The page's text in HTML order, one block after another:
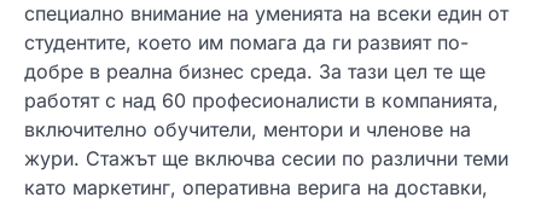
специално внимание на уменията на всеки един от
студентите, което им помага да ги развият по-
добре в реална бизнес среда. За тази цел те ще
работят с над 60 професионалисти в компанията,
включително обучители, ментори и членове на
жури. Стажът ще включва сесии по различни теми
като маркетинг, оперативна верига на доставки,